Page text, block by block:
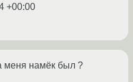
+00:00
меня намёк был ?